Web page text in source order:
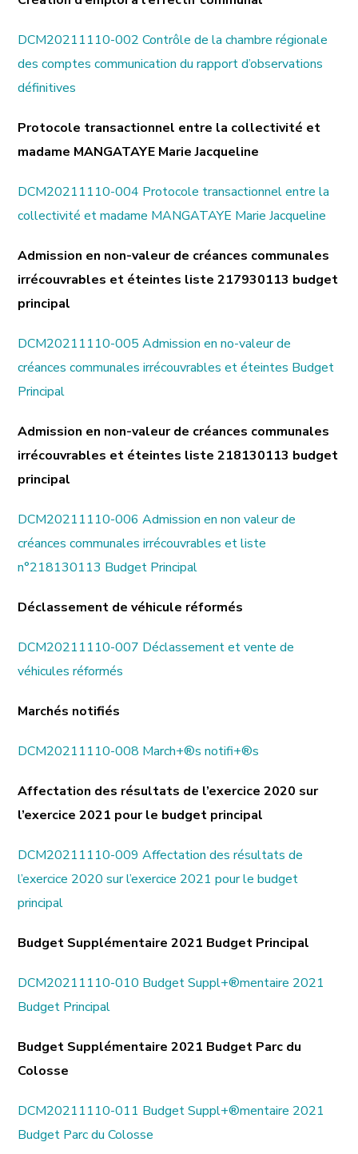
DCM20211110-002 Contrôle de la chambre régionale
des comptes communication du rapport d’observations
définitives
Protocole transactionnel entre la collectivité et
madame MANGATAYE Marie Jacqueline
DCM20211110-004 Protocole transactionnel entre la
collectivité et madame MANGATAYE Marie Jacqueline
Admission en non-valeur de créances communales
irrécouvrables et éteintes liste 217930113 budget
principal
DCM20211110-005 Admission en no-valeur de
créances communales irrécouvrables et éteintes Budget
Principal
Admission en non-valeur de créances communales
irrécouvrables et éteintes liste 218130113 budget
principal
DCM20211110-006 Admission en non valeur de
créances communales irrécouvrables et liste
n°218130113 Budget Principal
Déclassement de véhicule réformés
DCM20211110-007 Déclassement et vente de
véhicules réformés
Marchés notifiés
DCM20211110-008 March+®s notifi+®s
Affectation des résultats de l’exercice 2020 sur
l’exercice 2021 pour le budget principal
DCM20211110-009 Affectation des résultats de
l’exercice 2020 sur l’exercice 2021 pour le budget
principal
Budget Supplémentaire 2021 Budget Principal
DCM20211110-010 Budget Suppl+®mentaire 2021
Budget Principal
Budget Supplémentaire 2021 Budget Parc du
Colosse
DCM20211110-011 Budget Suppl+®mentaire 2021
Budget Parc du Colosse